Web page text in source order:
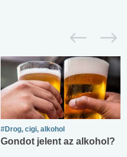
#Drog, cigi, alkohol
Gondot jelent az alkohol?